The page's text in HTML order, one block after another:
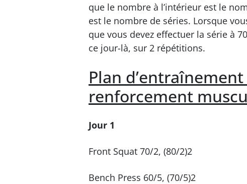
que le nombre à l’intérieur est le
est le nombre de séries. Lorsque
que vous devez effectuer la série à
ce jour-là, sur 2 répétitions.
Plan
renforcement
Jour 1
Front Squat 70/2, (80/2)2
Bench Press 60/5, (70/5)2